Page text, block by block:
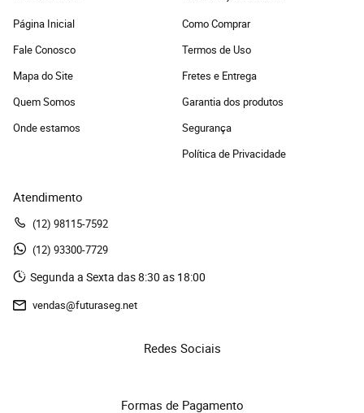
Página Inicial
Fale Conosco
Mapa do Site
Quem Somos
Onde estamos
Como Comprar
Termos de Uso
Fretes e Entrega
Garantia dos produtos
Segurança
Política de Privacidade
Atendimento
(12) 98115-7592
(12) 93300-7729
Segunda a Sexta das 8:30 as 18:00
vendas@futuraseg.net
Redes Sociais
Formas de Pagamento